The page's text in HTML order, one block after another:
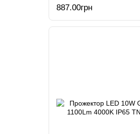
887.00грн